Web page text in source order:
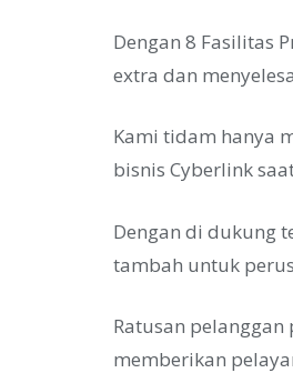
Dengan 8 Fasilitas
extra dan
Kami tidam hanya
bisnis Cyberlink
Dengan di dukung
tambah untuk
Ratusan
memberikan